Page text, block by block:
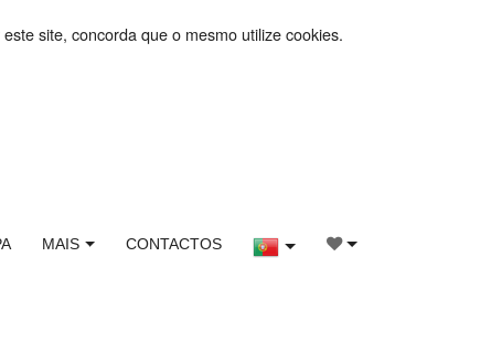
site, concorda que o mesmo utilize cookies.
MAIS CONTACTOS